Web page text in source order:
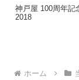
神戸屋 100周年記
2018
ホーム